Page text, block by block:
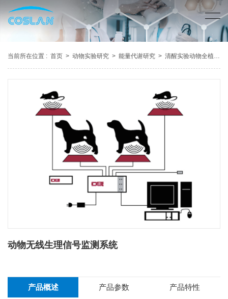
当前所在位置 : 首页 > 动物实验研究 > 能量代谢研究 > 清醒实验动物全植入式生理遥测系统
动物无线生理信号监测系统
产品概述 产品参数 产品特性